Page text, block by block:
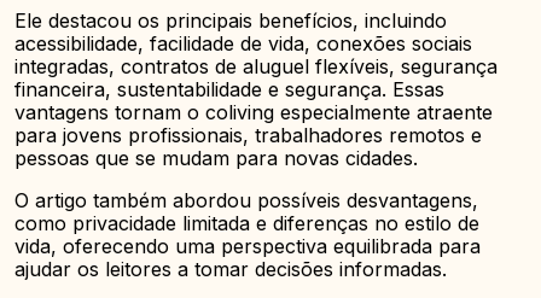
Ele destacou os principais benefícios, incluindo
acessibilidade, facilidade de vida, conexões sociais
integradas, contratos de aluguel flexíveis, segurança
financeira, sustentabilidade e segurança. Essas
vantagens tornam o coliving especialmente atraente
para jovens profissionais, trabalhadores remotos e
pessoas que se mudam para novas cidades.
O artigo também abordou possíveis desvantagens,
como privacidade limitada e diferenças no estilo de
vida, oferecendo uma perspectiva equilibrada para
ajudar os leitores a tomar decisões informadas.